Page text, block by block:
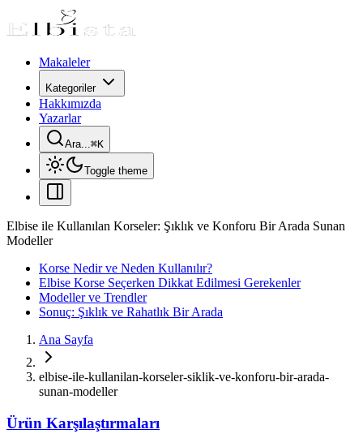
Makaleler
Kategoriler
Hakkımızda
Yazarlar
Ara...⌘K
Toggle theme
Elbise ile Kullanılan Korseler: Şıklık ve Konforu Bir Arada Sunan
Modeller
Korse Nedir ve Neden Kullanılır?
Elbise Korse Seçerken Dikkat Edilmesi Gerekenler
Modeller ve Trendler
Sonuç: Şıklık ve Rahatlık Bir Arada
Ana Sayfa
elbise-ile-kullanilan-korseler-siklik-ve-konforu-bir-arada-
sunan-modeller
Ürün Karşılaştırmaları